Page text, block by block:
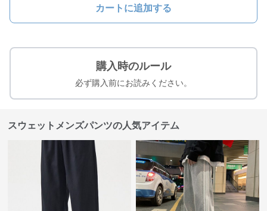
カートに追加する
購入時のルール
必ず購入前にお読みください。
スウェットメンズパンツの人気アイテム